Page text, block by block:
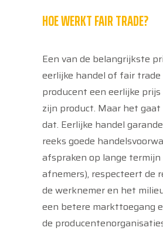
HOE WERKT FAIR TRADE?
Een van de belangrijkste
eerlijke handel of fair trade
producent een eerlijke
zijn product. Maar het gaat
dat. Eerlijke handel
reeks goede
afspraken op lange
afnemers), respecteert de
de werknemer en het
een betere markttoegang
de